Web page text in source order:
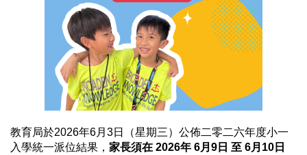
教育局於2026年6月3日（星期三）公佈二零二六年度小一
入學統一派位結果， 家長須在 2026年 6月9日 至 6月10日